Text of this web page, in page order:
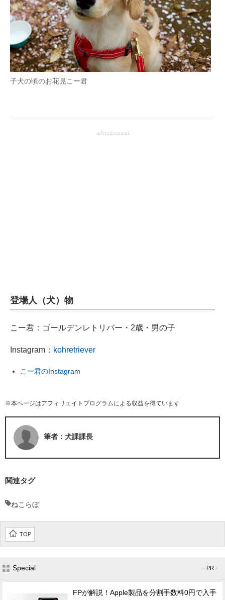
子犬の頃のお花見こー君
advertisement
登場人（犬）物
こー君：ゴールデンレトリバー・2歳・男の子
Instagram： kohretriever
こー君のInstagram
※本ページはアフィリエイトプログラムによる収益を得ています
筆者：犬課課長
関連タグ
ねこらぼ
TOP
Special - PR -
FPが解説！Apple製品を分割手数料0円で入手